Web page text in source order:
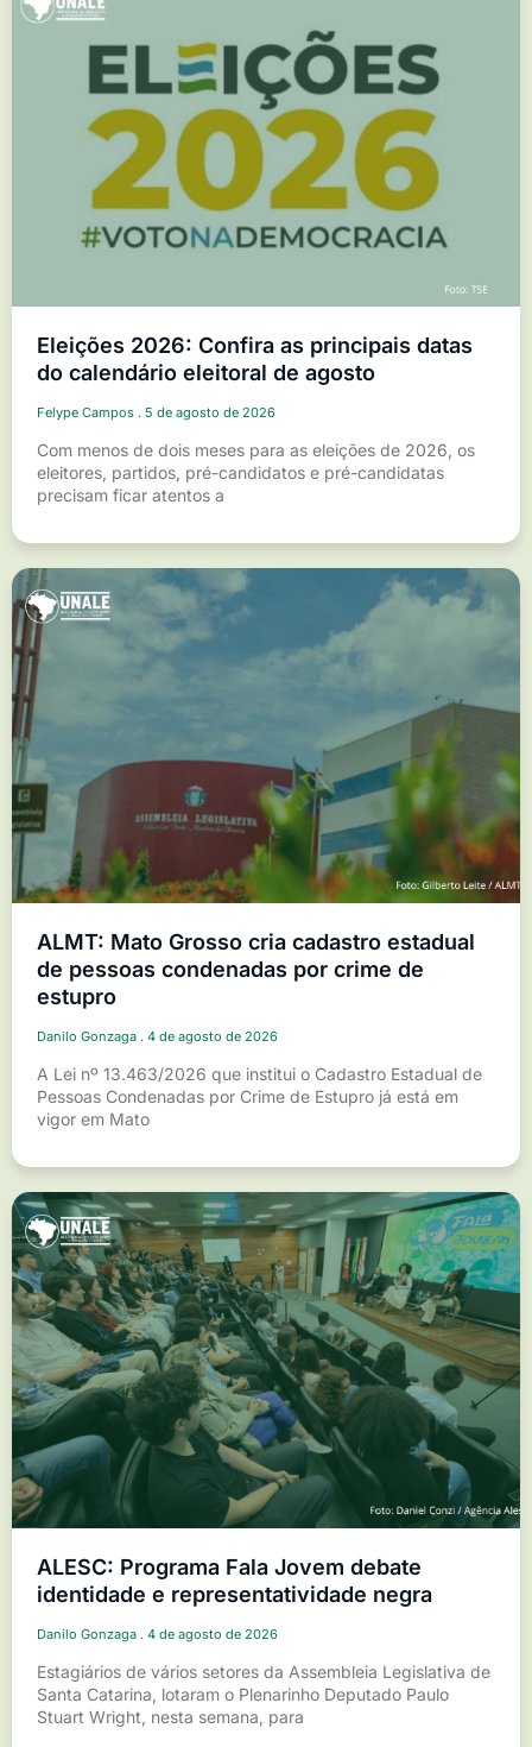
Eleições 2026: Confira as principais datas
do calendário eleitoral de agosto
Felype Campos 5 de agosto de 2026
Com menos de dois meses para as eleições de 2026, os
eleitores, partidos, pré-candidatos e pré-candidatas
precisam ficar atentos a
ALMT: Mato Grosso cria cadastro estadual
de pessoas condenadas por crime de
estupro
Danilo Gonzaga 4 de agosto de 2026
A Lei nº 13.463/2026 que institui o Cadastro Estadual de
Pessoas Condenadas por Crime de Estupro já está em
vigor em Mato
ALESC: Programa Fala Jovem debate
identidade e representatividade negra
Danilo Gonzaga 4 de agosto de 2026
Estagiários de vários setores da Assembleia Legislativa de
Santa Catarina, lotaram o Plenarinho Deputado Paulo
Stuart Wright, nesta semana, para